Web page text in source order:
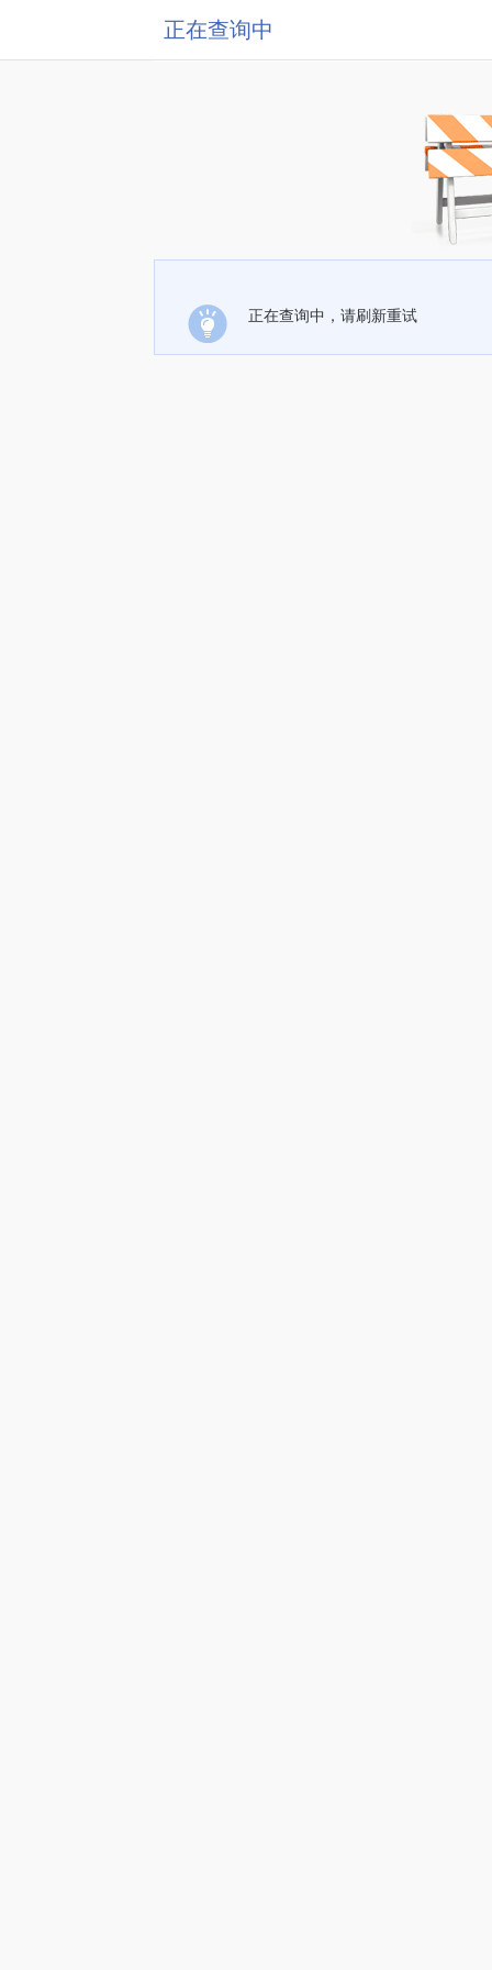
正在查询中
正在查询中，请刷新重试